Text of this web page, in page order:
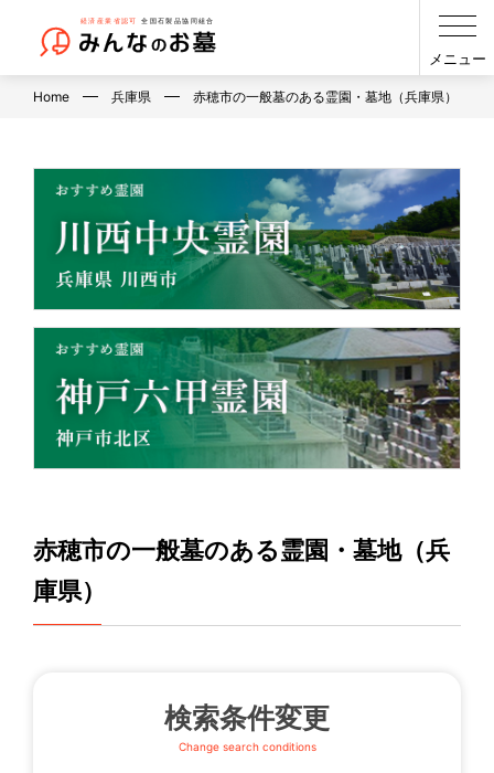
メニュー
Home 兵庫県 赤穂市の一般墓のある霊園・墓地（兵庫県）
赤穂市の一般墓のある霊園・墓地（兵
庫県）
検索条件変更
Change search conditions